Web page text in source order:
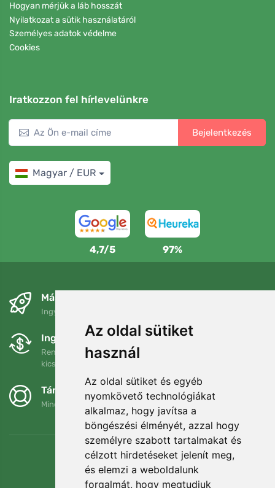
Az oldal sütiket
használ
Az oldal sütiket és egyéb
nyomkövető technológiákat
alkalmaz, hogy javítsa a
böngészési élményét, azzal hogy
személyre szabott tartalmakat és
célzott hirdetéseket jelenít meg,
és elemzi a weboldalunk
forgalmát, hogy megtudjuk
Hogyan mérjük a láb hosszát
Nyilatkozat a sütik használatáról
Személyes adatok védelme
Cookies
Iratkozzon fel hírlevelünkre
Bejelentkezés
Magyar / EUR
4,7/5 97%
Másnapra és ingyenesen
Ingyenes szállítás a következő összeg felett: 80 EUR
Ingyenes csere és visszaküldés
Rendelését 90 napon belül bármikor visszaküldheti vagy
kicserélheti.
Támogatjuk a Trees.org-ot
Minden megrendelésért ültetünk egy fát! Bővebben